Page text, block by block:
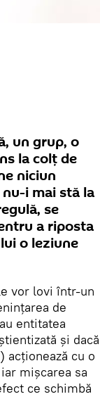
un grup, o
la colţ de
niciun
i mai stă la
se
a riposta
o leziune
vor lovi într-un
de
entitatea
şi dacă
acţionează cu o
mişcarea sa
ce schimbă